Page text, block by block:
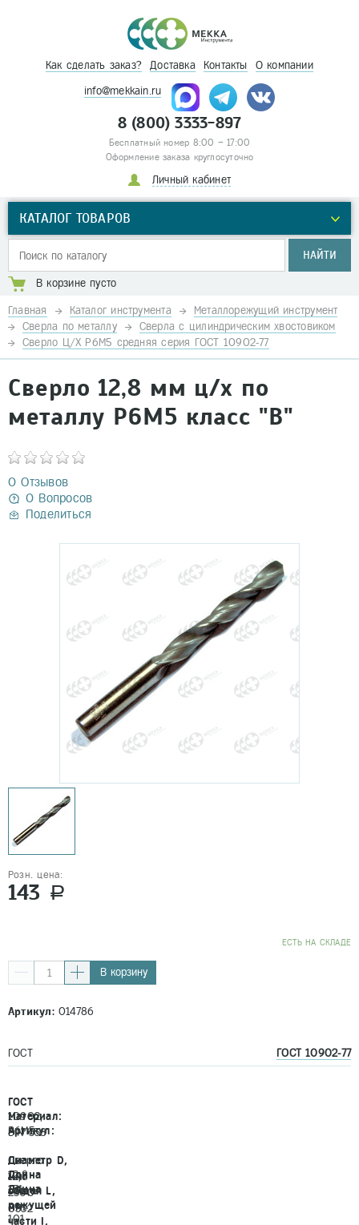
Как сделать заказ? Доставка Контакты О компании
info@mekkain.ru
8 (800) 3333-897
Бесплатный номер 8:00 – 17:00
Оформление заказа круглосуточно
Личный кабинет
КАТАЛОГ ТОВАРОВ
НАЙТИ
В корзине пусто
Главная Каталог инструмента
Металлорежущий инструмент
Сверла по металлу
Сверла с цилиндрическим хвостовиком
Сверло Ц/Х Р6М5 средняя серия ГОСТ 10902-77
Сверло 12,8 мм ц/х по
металлу Р6М5 класс "В"
0 Отзывов
0 Вопросов
Поделиться
Розн. цена:
143 a
EСТЬ НА СКЛАДЕ
В корзину
Артикул:014786
ГОСТ ГОСТ 10902-77
ГОСТ
10902,
DIN 338
Материал:
Р6М5
Артикул:
Сверло
12,8
2300-
0332
Диаметр D,
мм:
12,8
Длина
общая L,
мм:
151
Длина
режущей
части l,
101